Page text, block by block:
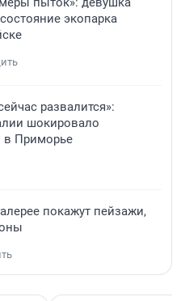
экопарка
развалится»:
шокировало
в Приморье
покажут пейзажи,